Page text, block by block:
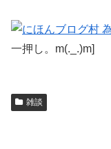
一押し。m(._.)m]
雑談